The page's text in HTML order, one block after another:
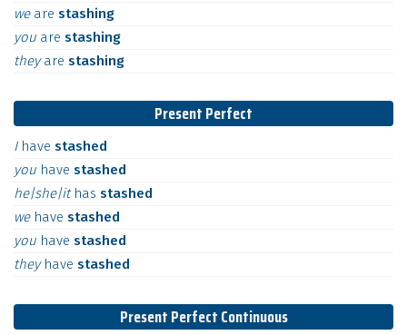
we are stashing
you are stashing
theyare stashing
Present Perfect
I have stashed
you have stashed
he|she|it has stashed
we have stashed
you have stashed
they have stashed
Present Perfect Continuous